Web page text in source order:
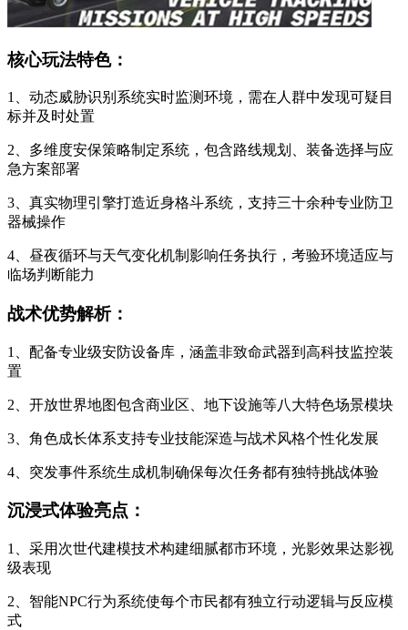
核心玩法特色：
1、动态威胁识别系统实时监测环境，需在人群中发现可疑目
标并及时处置
2、多维度安保策略制定系统，包含路线规划、装备选择与应
急方案部署
3、真实物理引擎打造近身格斗系统，支持三十余种专业防卫
器械操作
4、昼夜循环与天气变化机制影响任务执行，考验环境适应与
临场判断能力
战术优势解析：
1、配备专业级安防设备库，涵盖非致命武器到高科技监控装
置
2、开放世界地图包含商业区、地下设施等八大特色场景模块
3、角色成长体系支持专业技能深造与战术风格个性化发展
4、突发事件系统生成机制确保每次任务都有独特挑战体验
沉浸式体验亮点：
1、采用次世代建模技术构建细腻都市环境，光影效果达影视
级表现
2、智能NPC行为系统使每个市民都有独立行动逻辑与反应模
式